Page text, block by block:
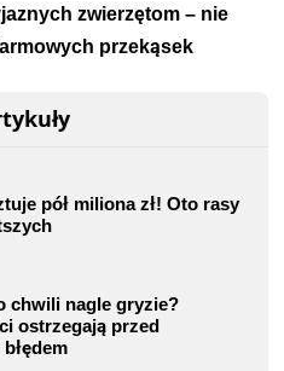
zwierzętom – nie
przekąsek
pół miliona zł! Oto rasy
chwili nagle gryzie?
ostrzegają przed